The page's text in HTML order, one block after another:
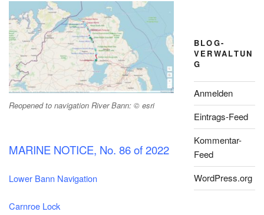
Reopened to navigation River Bann: © esri
MARINE NOTICE, No. 86 of 2022
Lower Bann Navigation
Carnroe Lock
BLOG-
VERWALTUN
G
Anmelden
Eintrags-Feed
Kommentar-
Feed
WordPress.org